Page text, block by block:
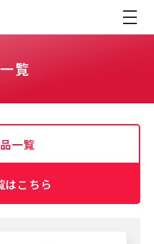
覧
一覧
はこちら